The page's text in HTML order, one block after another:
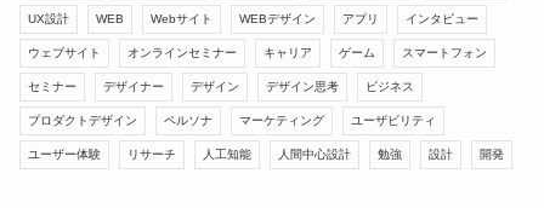
UX設計 WEB Webサイト WEBデザイン アプリ インタビュー
ウェブサイト オンラインセミナー キャリア ゲーム スマートフォン
セミナー デザイナー デザイン デザイン思考 ビジネス
プロダクトデザイン ペルソナ マーケティング ユーザビリティ
ユーザー体験 リサーチ 人工知能 人間中心設計 勉強 設計 開発